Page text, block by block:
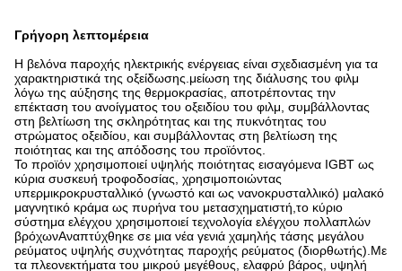
Γρήγορη λεπτομέρεια
Η βελόνα παροχής ηλεκτρικής ενέργειας είναι σχεδιασμένη για τα
χαρακτηριστικά της οξείδωσης.μείωση της διάλυσης του φιλμ
λόγω της αύξησης της θερμοκρασίας, αποτρέποντας την
επέκταση του ανοίγματος του οξειδίου του φιλμ, συμβάλλοντας
στη βελτίωση της σκληρότητας και της πυκνότητας του
στρώματος οξειδίου, και συμβάλλοντας στη βελτίωση της
ποιότητας και της απόδοσης του προϊόντος.
Το προϊόν χρησιμοποιεί υψηλής ποιότητας εισαγόμενα IGBT ως
κύρια συσκευή τροφοδοσίας, χρησιμοποιώντας
υπερμικροκρυσταλλικό (γνωστό και ως νανοκρυσταλλικό) μαλακό
μαγνητικό κράμα ως πυρήνα του μετασχηματιστή,το κύριο
σύστημα ελέγχου χρησιμοποιεί τεχνολογία ελέγχου πολλαπλών
βρόχωνΑναπτύχθηκε σε μια νέα γενιά χαμηλής τάσης μεγάλου
ρεύματος υψηλής συχνότητας παροχής ρεύματος (διορθωτής).Με
τα πλεονεκτήματα του μικρού μεγέθους, ελαφρύ βάρος, υψηλή